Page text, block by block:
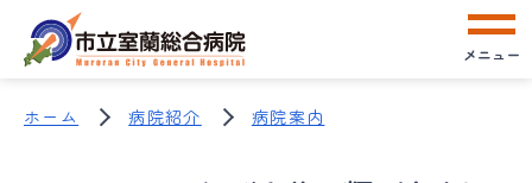
メニュー
ホーム 病院紹介 病院案内